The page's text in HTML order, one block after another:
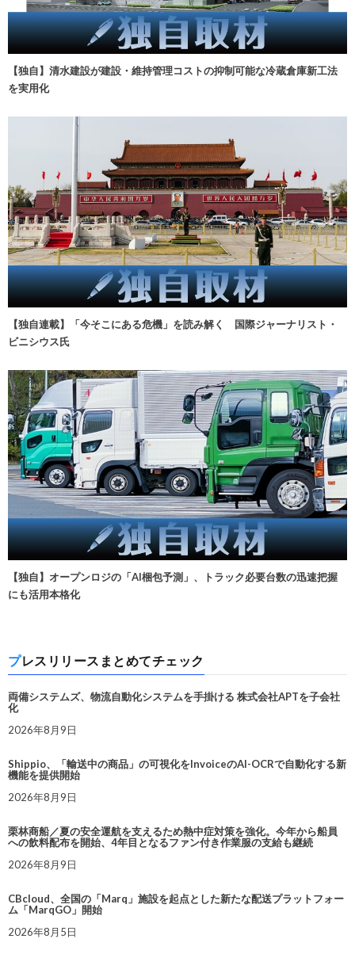
【独自】清水建設が建設・維持管理コストの抑制可能な冷蔵倉庫新工法
を実用化
【独自連載】「今そこにある危機」を読み解く 国際ジャーナリスト・
ビニシウス氏
【独自】オープンロジの「AI梱包予測」、トラック必要台数の迅速把握
にも活用本格化
プレスリリースまとめてチェック
両備システムズ、物流自動化システムを手掛ける 株式会社APTを子会社
化
2026年8月9日
Shippio、「輸送中の商品」の可視化をInvoiceのAI-OCRで自動化する新
機能を提供開始
2026年8月9日
栗林商船／夏の安全運航を支えるため熱中症対策を強化。今年から船員
への飲料配布を開始、4年目となるファン付き作業服の支給も継続
2026年8月9日
CBcloud、全国の「Marq」施設を起点とした新たな配送プラットフォー
ム「MarqGO」開始
2026年8月5日